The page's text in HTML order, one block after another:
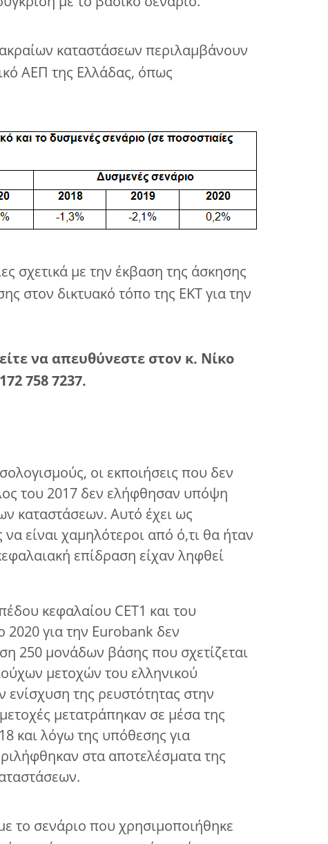
με το βασικό σενάριο.
καταστάσεων περιλαμβάνουν
ΑΕΠ της Ελλάδας, όπως
σχετικά με την έκβαση της άσκησης
στον δικτυακό τόπο της ΕΚΤ για την
να απευθύνεστε στον κ. Νίκο
758 7237.
οι εκποιήσεις που δεν
του 2017 δεν ελήφθησαν υπόψη
καταστάσεων. Αυτό έχει ως
να είναι χαμηλότεροι από ό,τι θα ήταν
επίδραση είχαν ληφθεί
κεφαλαίου CET1 και του
2020 για την Eurobank δεν
250 μονάδων βάσης που σχετίζεται
μετοχών του ελληνικού
ενίσχυση της ρευστότητας στην
μετατράπηκαν σε μέσα της
και λόγω της υπόθεσης για
στα αποτελέσματα της
το σενάριο που χρησιμοποιήθηκε